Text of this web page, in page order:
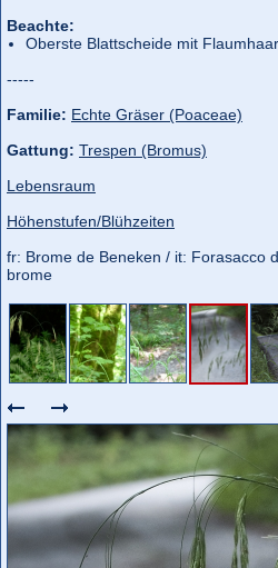
Beachte:
Oberste Blattscheide mit
-----
Familie: Echte Gräser (Poaceae)
Gattung: Trespen (Bromus)
Lebensraum
Höhenstufen/Blühzeiten
fr: Brome de Beneken / it: Forasacco
brome